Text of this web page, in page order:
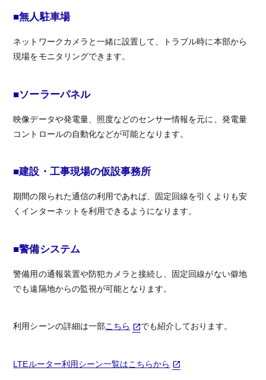
■無人駐車場
ネットワークカメラと一緒に設置して、トラブル時に本部から
現場をモニタリングできます。
■ソーラーパネル
映像データや発電量、照度などのセンサー情報を元に、発電量
コントロールの自動化などが可能となります。
■建設・工事現場の仮設事務所
期間の限られた通信の利用であれば、固定回線を引くよりも安
くインターネットを利用できるようになります。
■警備システム
警備用の通報装置や防犯カメラと接続し、固定回線がない僻地
でも遠隔地からの監視が可能となります。
利用シーンの詳細は一部こちら でも紹介しております。
LTEルーター利用シーン一覧はこちらから